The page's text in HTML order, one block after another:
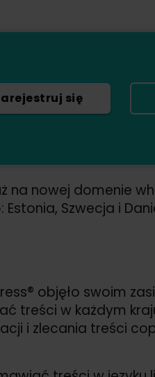
się
na nowej domenie
Szwecja i
objęło swoim
treści w każdym
i zlecania treści